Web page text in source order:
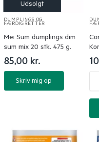
DUMPLINGS OG
FÆRDIGRETTER
Mei Sum dumplings dim
sum mix 20 stk. 475 g.
85,00 kr.
Skriv mig op